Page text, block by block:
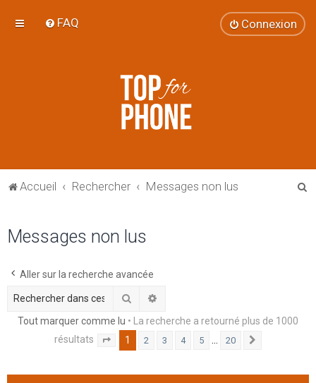
FAQ Connexion
Accueil Rechercher Messages non lus
Messages non lus
Aller sur la recherche avancée
Rechercher
Tout marquer comme lu • La recherche a retourné plus de 1000
résultats
Page sur 20
1 2 3 4 5 20